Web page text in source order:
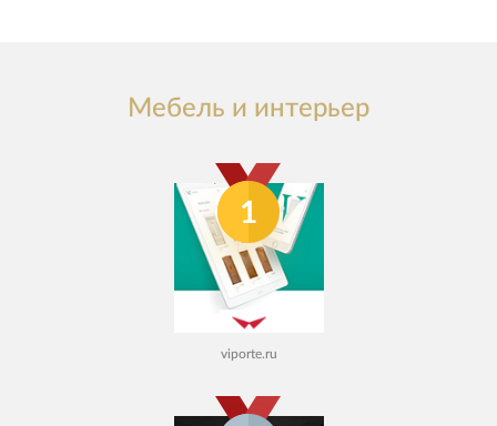
Мебель и интерьер
1
viporte.ru